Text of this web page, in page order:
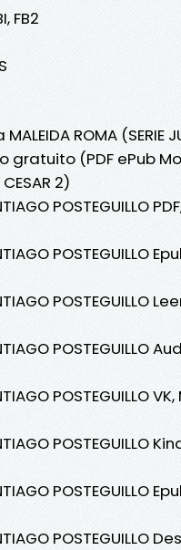
FB2
ROMA (SERIE
(PDF ePub
CESAR 2)
POSTEGUILLO PDF,
POSTEGUILLO
POSTEGUILLO
POSTEGUILLO
POSTEGUILLO VK,
POSTEGUILLO
POSTEGUILLO Epub
POSTEGUILLO